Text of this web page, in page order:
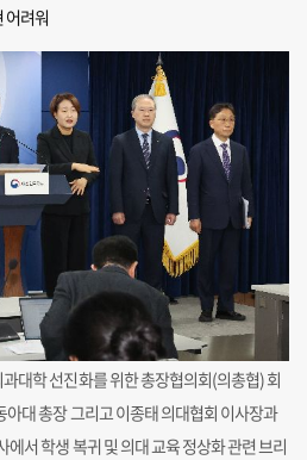
어려워
대학 선진화를 위한 총장협의회(의총협) 회
아대 총장 그리고 이종태 의대협회 이사장과
서 학생 복귀 및 의대 교육 정상화 관련 브리